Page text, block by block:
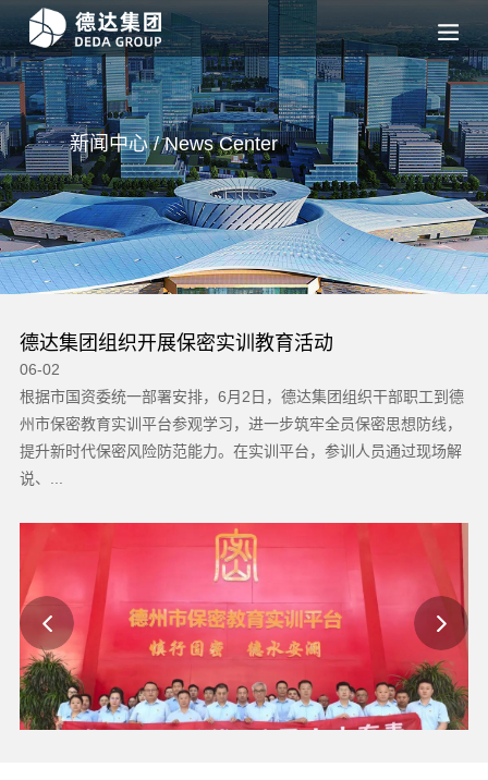
新闻中心 / NewsCenter
德达集团组织开展保密实训教育活动
06-02
根据市国资委统一部署安排，6月2日，德达集团组织干部职工到德
州市保密教育实训平台参观学习，进一步筑牢全员保密思想防线，
提升新时代保密风险防范能力。在实训平台，参训人员通过现场解
说、...